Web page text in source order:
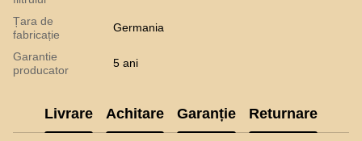
Țara de
fabricație
Germania
Garantie
producator
5 ani
Livrare Achitare Garanție Returnare